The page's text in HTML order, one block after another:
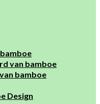
van bamboe
bamboe
Design